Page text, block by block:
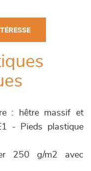
: hêtre massif et
- Pieds plastique
250 g/m2 avec